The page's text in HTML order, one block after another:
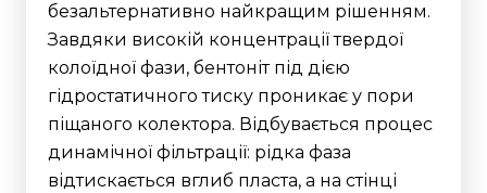
безальтернативно найкращим рішенням.
Завдяки високій концентрації твердої
колоїдної фази, бентоніт під дією
гідростатичного тиску проникає у пори
піщаного колектора. Відбувається процес
динамічної фільтрації: рідка фаза
відтискається вглиб пласта, а на стінці